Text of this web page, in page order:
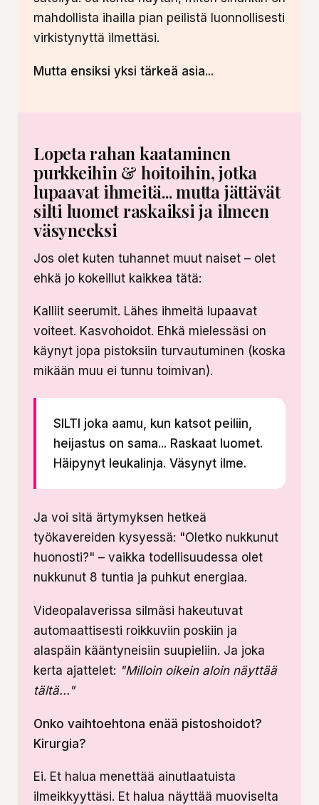
mahdollista ihailla pian peilistä luonnollisesti
virkistynyttä ilmettäsi.
Mutta ensiksi yksi tärkeä asia...
Lopeta rahan kaataminen
purkkeihin & hoitoihin, jotka
lupaavat ihmeitä... mutta jättävät
silti luomet raskaiksi ja ilmeen
väsyneeksi
Jos olet kuten tuhannet muut naiset – olet
ehkä jo kokeillut kaikkea tätä:
Kalliit seerumit. Lähes ihmeitä lupaavat
voiteet. Kasvohoidot. Ehkä mielessäsi on
käynyt jopa pistoksiin turvautuminen (koska
mikään muu ei tunnu toimivan).
SILTI joka aamu, kun katsot peiliin,
heijastus on sama... Raskaat luomet.
Häipynyt leukalinja. Väsynyt ilme.
Ja voi sitä ärtymyksen hetkeä
työkavereiden kysyessä: "Oletko nukkunut
huonosti?" – vaikka todellisuudessa olet
nukkunut 8 tuntia ja puhkut energiaa.
Videopalaverissa silmäsi hakeutuvat
automaattisesti roikkuviin poskiin ja
alaspäin kääntyneisiin suupieliin. Ja joka
kerta ajattelet: "Milloin oikein aloin näyttää
tältä..."
Onko vaihtoehtona enää pistoshoidot?
Kirurgia?
Ei. Et halua menettää ainutlaatuista
ilmeikkyyttäsi. Et halua näyttää muoviselta